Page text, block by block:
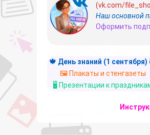
(vk.com/
Наш основной
Оформить
🍁 День знаний (1 сентября)
🖼️ Плакаты и стенгазеты
🖥️ Презентации к